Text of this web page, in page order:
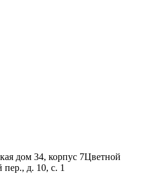
дом 34, корпус 7Цветной
д. 10, с. 1